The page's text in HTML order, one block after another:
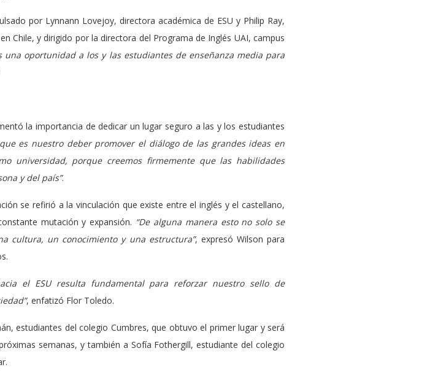
por Lynnann Lovejoy, directora académica de ESU y Philip Ray,
Chile, y dirigido por la directora del Programa de Inglés UAI, campus
una oportunidad a los y las estudiantes de enseñanza media para
la importancia de dedicar un lugar seguro a las y los estudiantes
que es nuestro deber promover el diálogo de las grandes ideas en
universidad, porque creemos firmemente que las habilidades
y del país”.
se refirió a la vinculación que existe entre el inglés y el castellano,
mutación y expansión. “De alguna manera esto no solo se
cultura, un conocimiento y una estructura”, expresó Wilson para
el ESU resulta fundamental para reforzar nuestro sello de
, enfatizó Flor Toledo.
estudiantes del colegio Cumbres, que obtuvo el primer lugar y será
semanas, y también a Sofía Fothergill, estudiante del colegio